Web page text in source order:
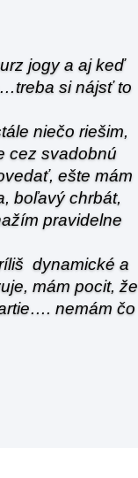
jogy a aj keď
si nájsť to
niečo riešim,
cez svadobnú
ešte mám
boľavý chrbát,
pravidelne
dynamické a
mám pocit, že
nemám čo